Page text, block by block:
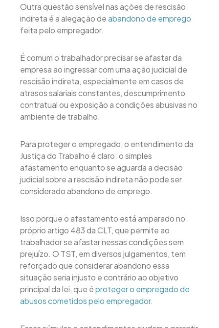
Outra questão sensível nas ações de rescisão
indireta é a alegação deabandono de emprego
feita pelo empregador.
É comum o trabalhador precisar se afastar da
empresa ao ingressar com uma ação judicial de
rescisão indireta, especialmente em casos de
atrasos salariais constantes, descumprimento
contratual ou exposição a condições abusivas no
ambiente de trabalho.
Para proteger o empregado, o entendimento da
Justiça do Trabalho é claro: o simples
afastamento enquanto se aguarda a decisão
judicial sobre a rescisão indireta não pode ser
considerado abandono de emprego.
Isso porque o afastamento está amparado no
próprio artigo 483 da CLT, que permite ao
trabalhador se afastar nessas condições sem
prejuízo. O TST, em diversos julgamentos, tem
reforçado que considerar abandono essa
situação seria injusto e contrário ao objetivo
principal da lei, que éproteger o empregado de
abusos cometidos pelo empregador.